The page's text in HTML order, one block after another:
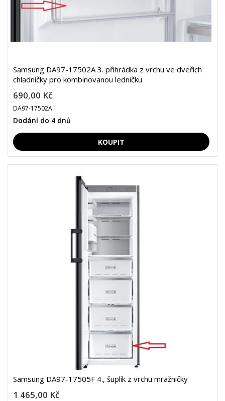
Samsung DA97-17502A 3. přihrádka z vrchu ve dveřích
chladničky pro kombinovanou ledničku
690,00 Kč
DA97-17502A
Dodání do 4 dnů
Samsung DA97-17505F 4., šuplík z vrchu mražničky
1 465,00 Kč